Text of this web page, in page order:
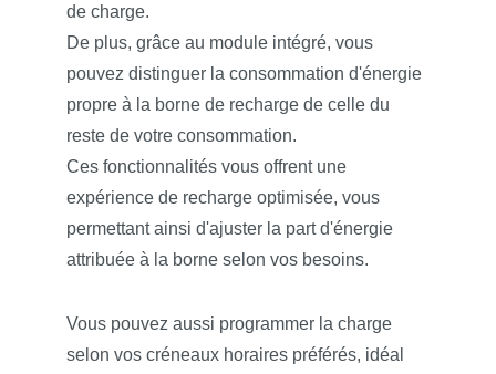
de charge.
De plus, grâce au module intégré, vous
pouvez distinguer la consommation d'énergie
propre à la borne de recharge de celle du
reste de votre consommation.
Ces fonctionnalités vous offrent une
expérience de recharge optimisée, vous
permettant ainsi d'ajuster la part d'énergie
attribuée à la borne selon vos besoins.
Vous pouvez aussi programmer la charge
selon vos créneaux horaires préférés, idéal